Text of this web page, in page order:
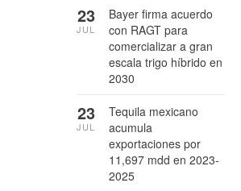
Bayer firma acuerdo
con RAGT para
comercializar a gran
escala trigo híbrido en
2030
23
JUL
Tequila mexicano
acumula
exportaciones por
11,697 mdd en 2023-
2025
23
JUL